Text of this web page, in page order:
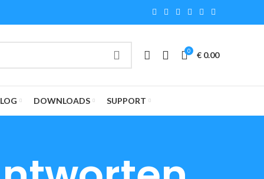
0 € 0.00
DOWNLOADS SUPPORT